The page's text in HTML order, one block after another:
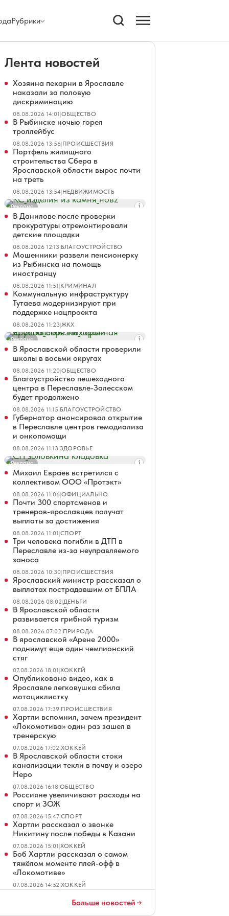
Рубрики
Лента новостей
Хозяина пекарни в Ярославле
наказали за половую
дискриминацию
08.08.2026 14:01|ОБЩЕСТВО
В Рыбинске ночью горел
троллейбус
08.08.2026 13:56|ПРОИСШЕСТВИЯ
Портфель жилищного
строительства Сбера в
Ярославской области вырос почти
на треть
08.08.2026 13:54|НЕДВИЖИМОСТЬ
Реклама
В Данилове после проверки
прокуратуры отремонтировали
детские площадки
08.08.2026 12:13|БЛАГОУСТРОЙСТВО
Мошенники развели пенсионерку
из Рыбинска на помощь
иностранцу
08.08.2026 11:51|КРИМИНАЛ
Коммунальную инфраструктуру
Тутаева модернизируют при
поддержке нацпроекта
08.08.2026 11:23|ЖКХ
Реклама
В Ярославской области проверили
школы в восьми округах
08.08.2026 11:20|ОБЩЕСТВО
Благоустройство пешеходного
центра в Переславле-Залесском
будет продолжено
08.08.2026 11:15|БЛАГОУСТРОЙСТВО
Губернатор анонсировал открытие
в Переславле центров гемодиализа
и онкопомощи
08.08.2026 11:13|ЗДОРОВЬЕ
Реклама
Михаил Евраев встретился с
коллективом ООО «Протэкт»
08.08.2026 11:06|ОФИЦИАЛЬНО
Почти 300 спортсменов и
тренеров-ярославцев получат
выплаты за достижения
08.08.2026 11:01|СПОРТ
Три человека погибли в ДТП в
Переславле из-за неуправляемого
заноса
08.08.2026 10:30|ПРОИСШЕСТВИЯ
Ярославский министр рассказал о
выплатах пострадавшим от БПЛА
08.08.2026 08:02|ДЕНЬГИ
В Ярославской области
развивается грибной туризм
08.08.2026 07:02|ПРИРОДА
В ярославской «Арене 2000»
поднимут еще один чемпионский
стяг
07.08.2026 18:01|ХОККЕЙ
Опубликовано видео, как в
Ярославле легковушка сбила
мотоциклистку
07.08.2026 17:39|ПРОИСШЕСТВИЯ
Хартли вспомнил, зачем президент
«Локомотива» один раз зашел в
тренерскую
07.08.2026 17:02|ХОККЕЙ
В Ярославской области стоки
канализации текли в почву и озеро
Неро
07.08.2026 16:18|ОБЩЕСТВО
Россияне увеличивают расходы на
спорт и ЗОЖ
07.08.2026 15:47|СПОРТ
Хартли рассказал о звонке
Никитину после победы в Казани
07.08.2026 15:01|ХОККЕЙ
Боб Хартли рассказал о самом
тяжёлом моменте плей-офф в
«Локомотиве»
07.08.2026 14:52|ХОККЕЙ
В Ярославле восстанавливают
жандармские казармы
07.08.2026 14:01|ОБЩЕСТВО
Больше новостей